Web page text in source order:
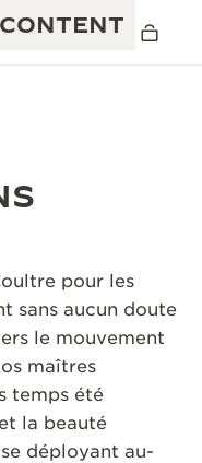
»
pour les
sans aucun doute
le mouvement
maîtres
temps été
la beauté
déployant au-